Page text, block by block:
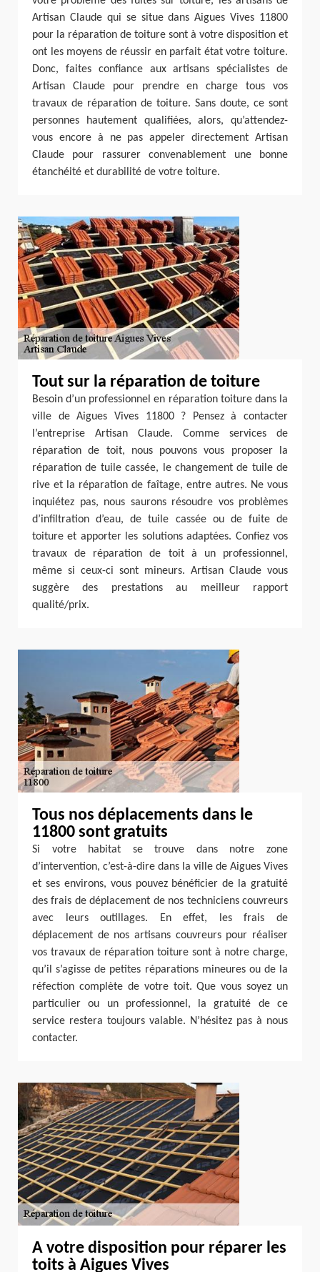
Artisan Claude qui se situe dans Aigues Vives 11800
pour la réparation de toiture sont à votre disposition et
ont les moyens de réussir en parfait état votre toiture.
Donc, faites confiance aux artisans spécialistes de
Artisan Claude pour prendre en charge tous vos
travaux de réparation de toiture. Sans doute, ce sont
personnes hautement qualifiées, alors, qu’attendez-
vous encore à ne pas appeler directement Artisan
Claude pour rassurer convenablement une bonne
étanchéité et durabilité de votre toiture.
Tout sur la réparation de toiture
Besoin d’un professionnel en réparation toiture dans la
ville de Aigues Vives 11800 ? Pensez à contacter
l’entreprise Artisan Claude. Comme services de
réparation de toit, nous pouvons vous proposer la
réparation de tuile cassée, le changement de tuile de
rive et la réparation de faîtage, entre autres. Ne vous
inquiétez pas, nous saurons résoudre vos problèmes
d’infiltration d’eau, de tuile cassée ou de fuite de
toiture et apporter les solutions adaptées. Confiez vos
travaux de réparation de toit à un professionnel,
même si ceux-ci sont mineurs. Artisan Claude vous
suggère des prestations au meilleur rapport
qualité/prix.
Tous nos déplacements dans le
11800 sont gratuits
Si votre habitat se trouve dans notre zone
d’intervention, c’est-à-dire dans la ville de Aigues Vives
et ses environs, vous pouvez bénéficier de la gratuité
des frais de déplacement de nos techniciens couvreurs
avec leurs outillages. En effet, les frais de
déplacement de nos artisans couvreurs pour réaliser
vos travaux de réparation toiture sont à notre charge,
qu’il s’agisse de petites réparations mineures ou de la
réfection complète de votre toit. Que vous soyez un
particulier ou un professionnel, la gratuité de ce
service restera toujours valable. N’hésitez pas à nous
contacter.
A votre disposition pour réparer les
toits à Aigues Vives